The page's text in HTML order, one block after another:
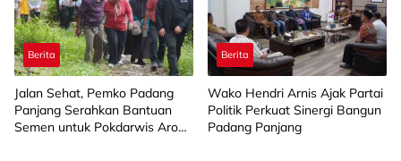
Berita
Jalan Sehat, Pemko Padang
Panjang Serahkan Bantuan
Semen untuk Pokdarwis Aro
Berita
Wako Hendri Arnis Ajak Partai
Politik Perkuat Sinergi Bangun
Padang Panjang